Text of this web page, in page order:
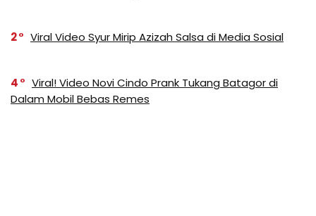
2 Viral Video Syur Mirip Azizah Salsa di Media Sosial
4
Viral! Video Novi Cindo Prank Tukang Batagor di
Dalam Mobil Bebas Remes